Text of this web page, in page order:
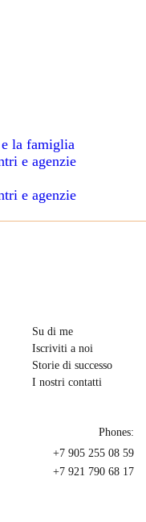
la famiglia
e agenzie
e agenzie
Su di me
Iscriviti a noi
Storie di successo
I nostri contatti
Phones:
+7 905 255 08 59
+7 921 790 68 17